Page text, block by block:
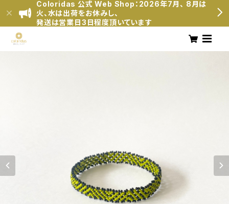
Coloridas 公式 Web Shop：2026年7月、 8月は
火、水は出荷をお休みし、
発送は営業日3日程度頂いています